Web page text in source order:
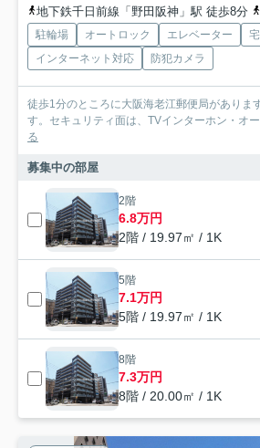
地下鉄千日前線「野田阪神」駅 徒歩8分
駐輪場 オートロック エレベーター
インターネット対応
防犯カメラ
徒歩1分のところに大阪海老江郵便局がありま
す。セキュリティ面は、TVインターホン・オ
る
募集中の部屋
2階
6.8万円
2階 / 19.97㎡ / 1K
5階
7.1万円
5階 / 19.97㎡ / 1K
8階
7.3万円
8階 / 20.00㎡ / 1K